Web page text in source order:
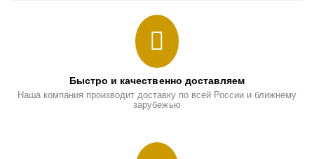
Быстро и качественно доставляем
Наша компания производит доставку по всей России и ближнему
зарубежью